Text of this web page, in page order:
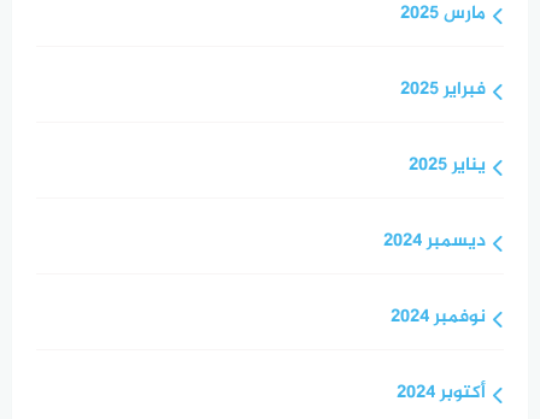
مارس 2025
فبراير 2025
يناير 2025
ديسمبر 2024
نوفمبر 2024
أكتوبر 2024